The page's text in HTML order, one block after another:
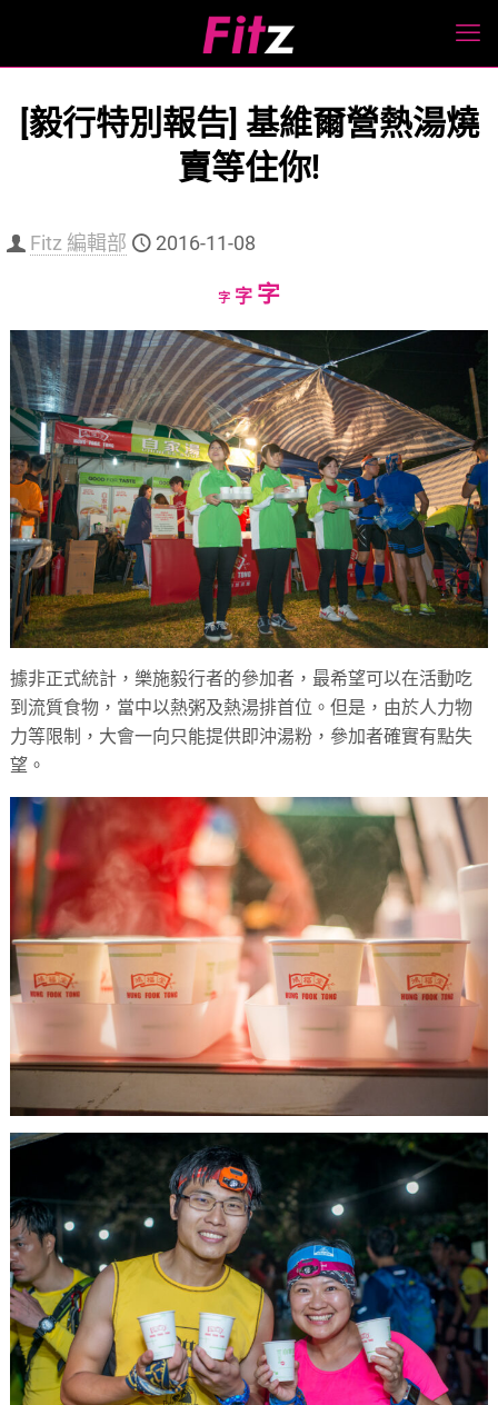
[毅行特別報告] 基維爾營熱湯燒
賣等住你!
Fitz 編輯部 2016-11-08
字Decrease
size.
字Reset
size.
字Increase
size.
據非正式統計，樂施毅行者的參加者，最希望可以在活動吃
到流質食物，當中以熱粥及熱湯排首位。但是，由於人力物
力等限制，大會一向只能提供即沖湯粉，參加者確實有點失
望。